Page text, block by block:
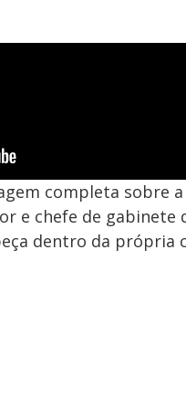
completa sobre
e chefe de
dentro da própria